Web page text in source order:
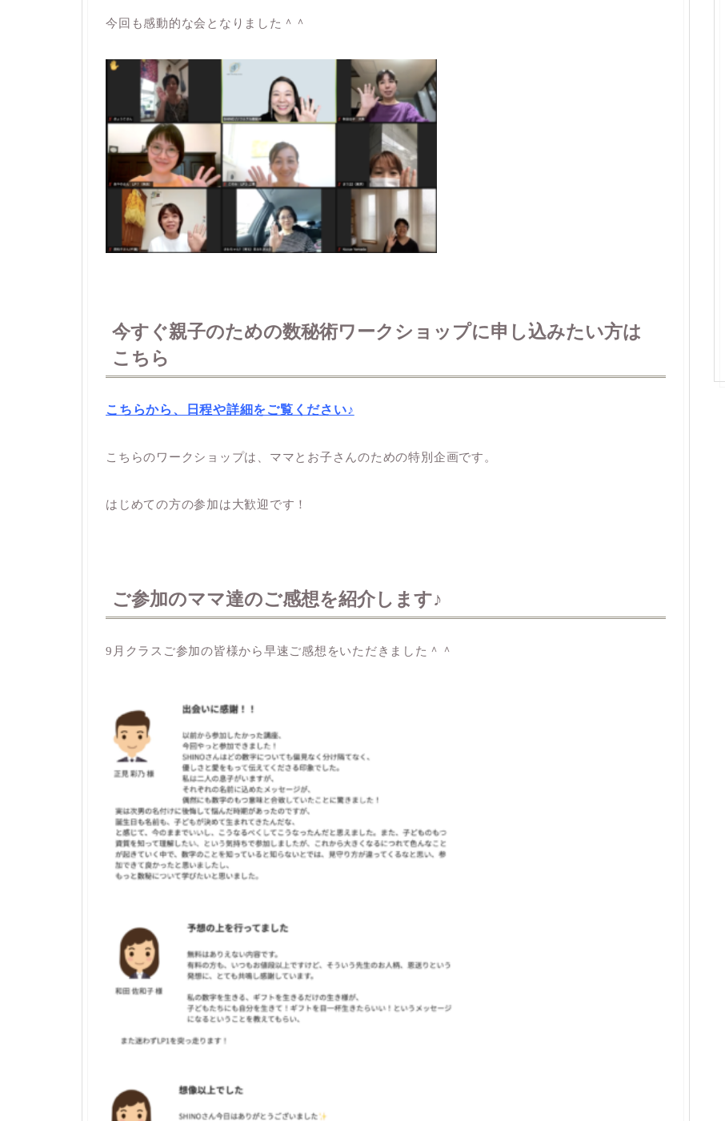
今回も感動的な会となりました＾＾
今すぐ親子のための数秘術ワークショップに申し込みたい方は
こちら
こちらから、日程や詳細をご覧ください♪
こちらのワークショップは、ママとお子さんのための特別企画です。
はじめての方の参加は大歓迎です！
ご参加のママ達のご感想を紹介します♪
9月クラスご参加の皆様から早速ご感想をいただきました＾＾